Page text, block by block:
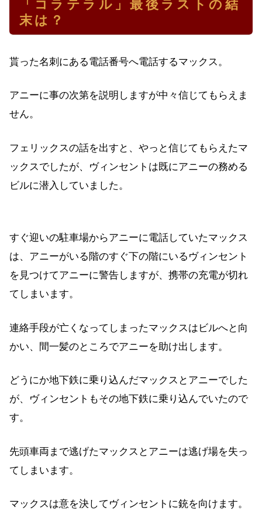
「コラテラル」最後ラストの結
末は？
貰った名刺にある電話番号へ電話するマックス。
アニーに事の次第を説明しますが中々信じてもらえま
せん。
フェリックスの話を出すと、やっと信じてもらえたマ
ックスでしたが、ヴィンセントは既にアニーの務める
ビルに潜入していました。
すぐ迎いの駐車場からアニーに電話していたマックス
は、アニーがいる階のすぐ下の階にいるヴィンセント
を見つけてアニーに警告しますが、携帯の充電が切れ
てしまいます。
連絡手段が亡くなってしまったマックスはビルへと向
かい、間一髪のところでアニーを助け出します。
どうにか地下鉄に乗り込んだマックスとアニーでした
が、ヴィンセントもその地下鉄に乗り込んでいたので
す。
先頭車両まで逃げたマックスとアニーは逃げ場を失っ
てしまいます。
マックスは意を決してヴィンセントに銃を向けます。